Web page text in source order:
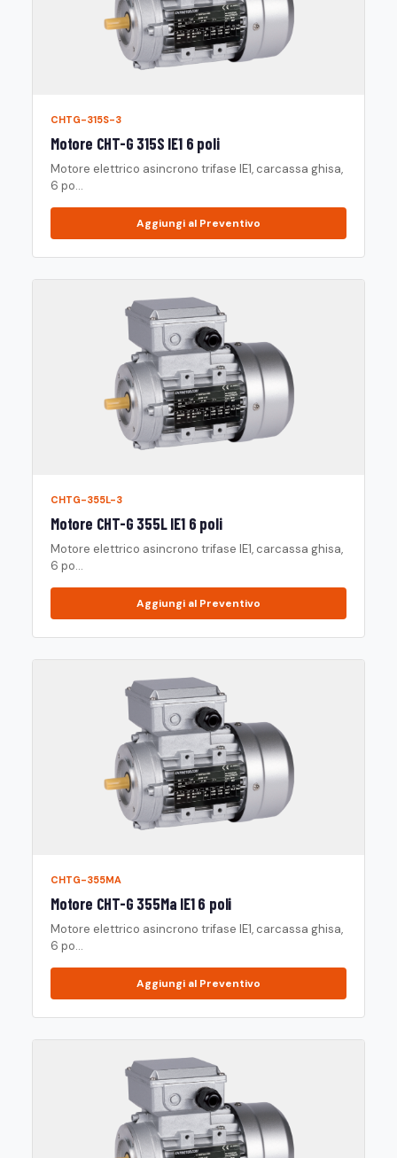
CHTG-315S-3
Motore CHT-G 315S IE1 6 poli
Motore elettrico asincrono trifase IE1, carcassa ghisa,
6 po...
Aggiungi al Preventivo
CHTG-355L-3
Motore CHT-G 355L IE1 6 poli
Motore elettrico asincrono trifase IE1, carcassa ghisa,
6 po...
Aggiungi al Preventivo
CHTG-355MA
Motore CHT-G 355Ma IE1 6 poli
Motore elettrico asincrono trifase IE1, carcassa ghisa,
6 po...
Aggiungi al Preventivo